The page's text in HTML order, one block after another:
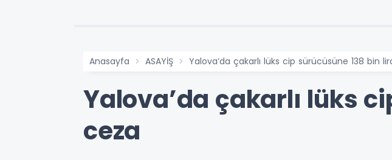
Anasayfa ASAYİŞ Yalova’da çakarlı lüks cip sürücüsüne 138 bin
Yalova’da çakarlı lüks
ceza